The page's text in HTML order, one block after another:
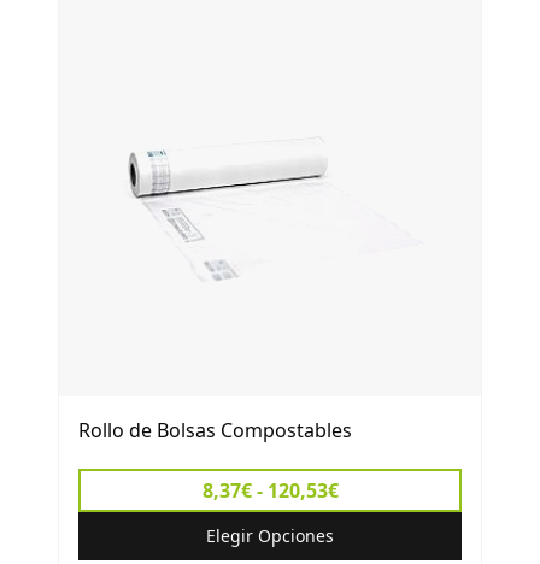
Rollo de Bolsas Compostables
8,37€ - 120,53€
Elegir Opciones